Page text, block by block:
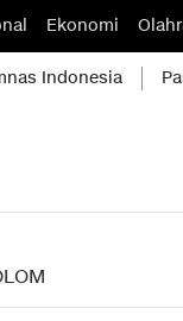
Ekonomi
Indonesia